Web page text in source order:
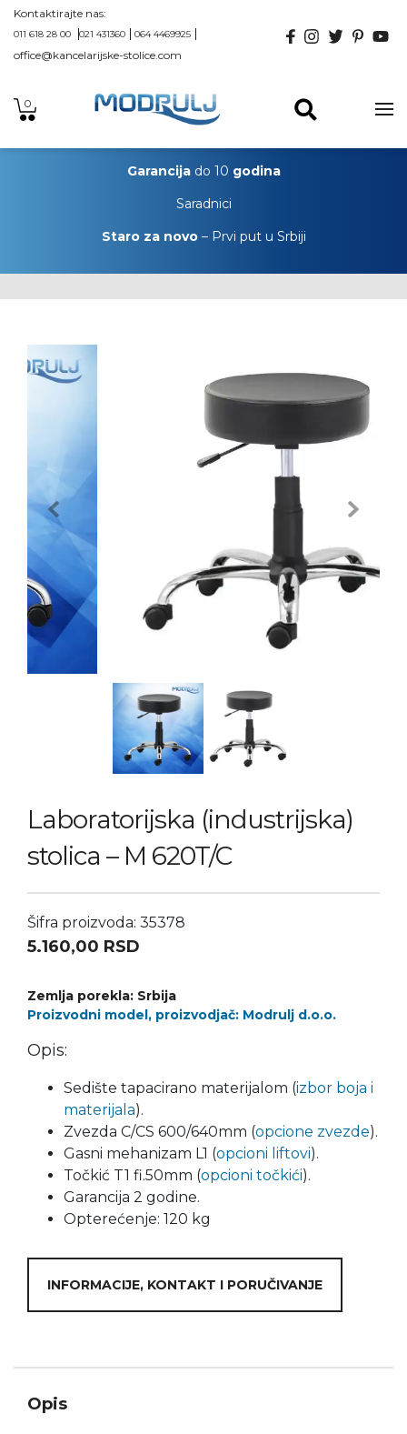
Kontaktirajte nas:
011 618 28 00 021 431360 064 4469925
office@kancelarijske-stolice.com
0
Garancijado 10 godina
Saradnici
Staro za novo– Prvi put u Srbiji
Previous Next
Laboratorijska (industrijska)
stolica – M 620T/C
Šifra proizvoda: 35378
5.160,00 RSD
Zemlja porekla: Srbija
Proizvodni model, proizvodjač: Modrulj d.o.o.
Opis:
Sedište tapacirano materijalom (izbor boja i
materijala).
Zvezda C/CS 600/640mm (opcione zvezde).
Gasni mehanizam L1 (opcioni liftovi).
Točkić T1 fi.50mm (opcioni točkići).
Garancija 2 godine.
Opterećenje: 120 kg
INFORMACIJE, KONTAKT I PORUČIVANJE
Opis